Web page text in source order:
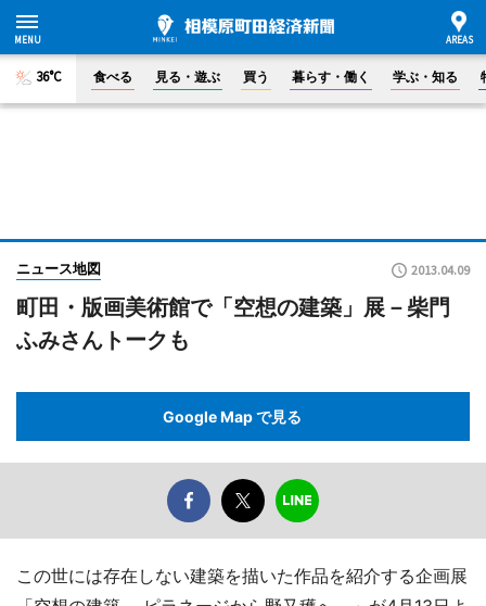
36°C 食べる 見る・遊ぶ 買う 暮らす・働く 学ぶ・知る
ニュース地図 2013.04.09
町田・版画美術館で「空想の建築」展－柴門
ふみさんトークも
Google Map で見る
この世には存在しない建築を描いた作品を紹介する企画展